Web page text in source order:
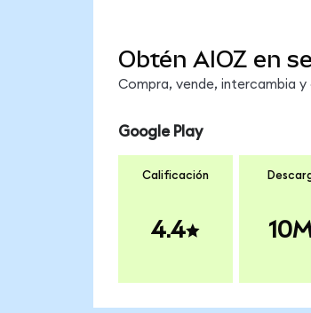
Obtén AIOZ en
Compra, vende, intercambia
Google Play
Calificación
4.4